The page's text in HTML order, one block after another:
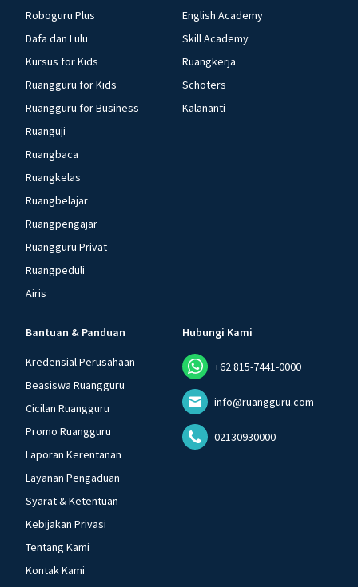
Roboguru Plus
Dafa dan Lulu
Kursus for Kids
Ruangguru for Kids
Ruangguru for Business
Ruanguji
Ruangbaca
Ruangkelas
Ruangbelajar
Ruangpengajar
Ruangguru Privat
Ruangpeduli
Airis
English Academy
Skill Academy
Ruangkerja
Schoters
Kalananti
Bantuan & Panduan
Kredensial Perusahaan
Beasiswa Ruangguru
Cicilan Ruangguru
Promo Ruangguru
Laporan Kerentanan
Layanan Pengaduan
Syarat & Ketentuan
Kebijakan Privasi
Tentang Kami
Kontak Kami
Hubungi Kami
+62 815-7441-0000
info@ruangguru.com
02130930000